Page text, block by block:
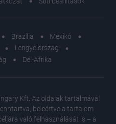
Brazília
Mexikó
Lengyelország
Dél-Afrika
Kft. Az oldalak tartalmával
beleértve a tartalom
való felhasználását is – a